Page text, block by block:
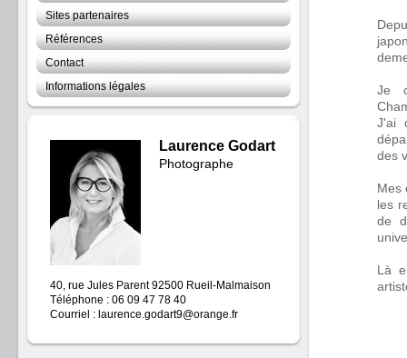
Sites partenaires
Références
Contact
Informations légales
Laurence Godart
Photographe
40, rue Jules Parent 92500 Rueil-Malmaison
Téléphone : 06 09 47 78 40
Courriel : laurence.godart9@orange.fr
Je
J'ai
des
Mes
les
de
Là